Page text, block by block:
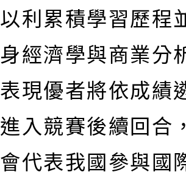
以利累積學習歷程
身經濟學與商業分
表現優者將依成績
進入競賽後續回合
會代表我國參與國